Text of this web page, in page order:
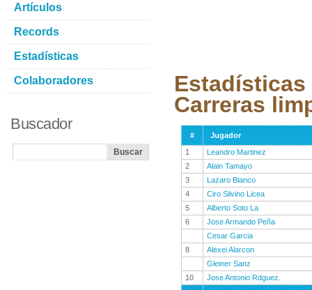
Carreras
#
Jugador
1
Leandro Martinez
2
Alain Tamayo
3
Lazaro Blanco
4
Ciro Silvino Licea
5
Alberto Soto La
6
Jose Armando Peña
Cesar Garcia
8
Alexei Alarcon
Gleiner Sanz
10
Jose Antonio Rdguez.
Artículos
Records
Estadísticas
Colaboradores
Buscador